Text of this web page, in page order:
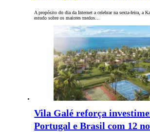
A propósito do dia da Internet a celebrar na sexta-feira, a
estudo sobre os maiores medos…
Vila Galé reforça
Portugal e Brasil com 12